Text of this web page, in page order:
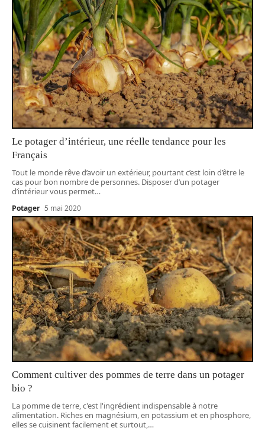
Le potager d’intérieur, une réelle tendance pour les
Français
Tout le monde rêve d’avoir un extérieur, pourtant c’est loin d’être le
cas pour bon nombre de personnes. Disposer d’un potager
d’intérieur vous permet…
Potager 5 mai 2020
Comment cultiver des pommes de terre dans un potager
bio ?
La pomme de terre, c'est l'ingrédient indispensable à notre
alimentation. Riches en magnésium, en potassium et en phosphore,
elles se cuisinent facilement et surtout,…